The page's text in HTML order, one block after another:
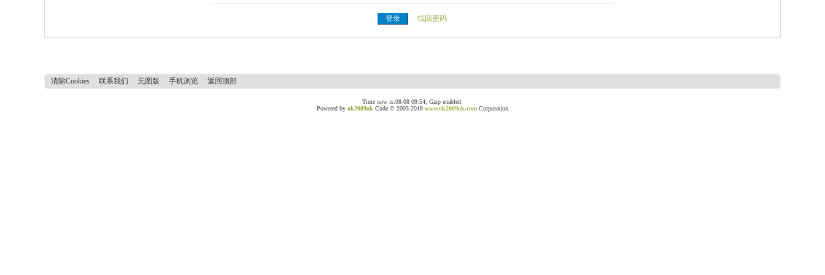
找回密码
清除Cookies 联系我们 无图版 手机浏览 返回顶部
Time now is:08-08 09:54, Gzip enabled:
Powered by ok2009ok Code © 2003-2018 www.ok2009ok.com Corporation